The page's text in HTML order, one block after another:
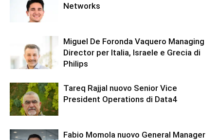
Networks
Miguel De Foronda Vaquero Managing
Director per Italia, Israele e Grecia di
Philips
Tareq Rajjal nuovo Senior Vice
President Operations di Data4
Fabio Momola nuovo General Manager